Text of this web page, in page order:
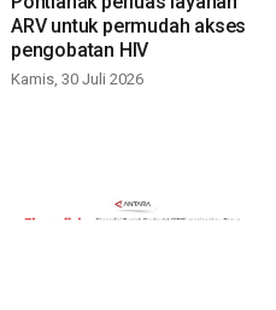
ARV untuk permudah akses
pengobatan HIV
Kamis, 30 Juli 2026